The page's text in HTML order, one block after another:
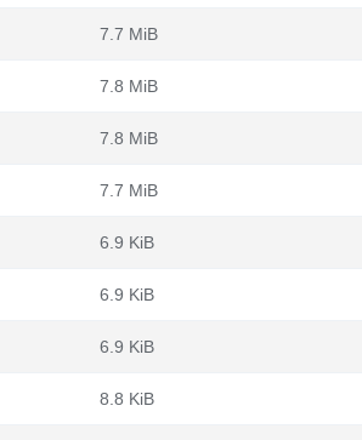
7.7 MiB
7.8 MiB
7.8 MiB
7.7 MiB
6.9 KiB
6.9 KiB
6.9 KiB
8.8 KiB